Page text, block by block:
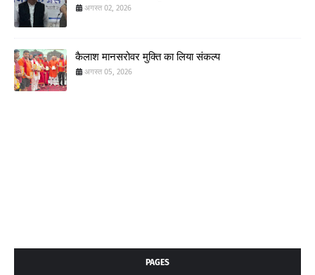
अगस्त 02, 2026
कैलाश मानसरोवर मुक्ति का लिया संकल्प
अगस्त 05, 2026
PAGES